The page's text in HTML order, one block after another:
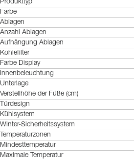
Produkttyp
Farbe
Ablagen
Anzahl Ablagen
Aufhängung Ablagen
Kohlefilter
Farbe Display
Innenbeleuchtung
Unterlage
Verstellhöhe der Füße (cm)
Türdesign
Kühlsystem
Winter-Sicherheitssystem
Temperaturzonen
Mindesttemperatur
Maximale Temperatur